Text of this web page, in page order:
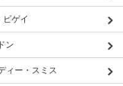
ビゲイ
ン
ィー・スミス